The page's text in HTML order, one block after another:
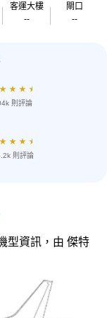
客運大樓
--
閘口
--
★ ★ ★ ★
則評論
★ ★ ★ ★
則評論
型資訊，由 傑特